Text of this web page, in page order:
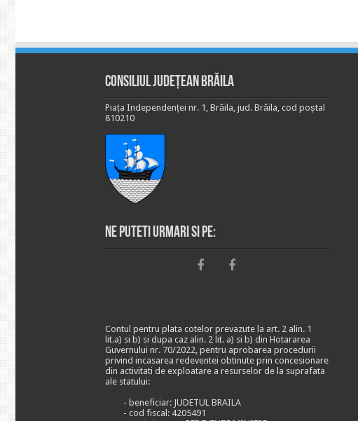
Consiliul Județean Brăila
Piața Independenței nr. 1, Brăila, jud. Brăila, cod poștal
810210
Ne puteti urmari si pe:
Contul pentru plata cotelor prevazute la art. 2 alin. 1
lit.a) si b) si dupa caz alin. 2 lit. a) si b) din Hotararea
Guvernului nr. 70/2022, pentru aprobarea procedurii
privind incasarea redeventei obtinute prin concesionare
din activitati de exploatare a resurselor de la suprafata
ale statului:
- beneficiar: JUDETUL BRAILA
- cod fiscal: 4205491